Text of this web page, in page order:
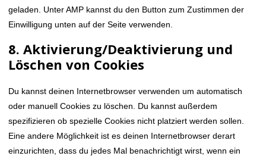
geladen. Unter AMP kannst du den Button zum Zustimmen der
Einwilligung unten auf der Seite verwenden.
8. Aktivierung/Deaktivierung und
Löschen von Cookies
Du kannst deinen Internetbrowser verwenden um automatisch
oder manuell Cookies zu löschen. Du kannst außerdem
spezifizieren ob spezielle Cookies nicht platziert werden sollen.
Eine andere Möglichkeit ist es deinen Internetbrowser derart
einzurichten, dass du jedes Mal benachrichtigt wirst, wenn ein